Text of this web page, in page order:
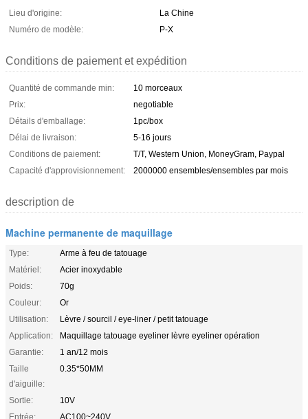
Lieu d'origine:
La Chine
Numéro de modèle:
P-X
Conditions de paiement et expédition
Quantité de commande min:
10 morceaux
Prix:
negotiable
Détails d'emballage:
1pc/box
Délai de livraison:
5-16 jours
Conditions de paiement:
T/T, Western Union, MoneyGram, Paypal
Capacité d'approvisionnement:
2000000 ensembles/ensembles par mois
description de
Machine permanente de maquillage
Type:
Arme à feu de tatouage
Matériel:
Acier inoxydable
Poids:
70g
Couleur:
Or
Utilisation:
Lèvre / sourcil / eye-liner / petit tatouage
Application:
Maquillage tatouage eyeliner lèvre eyeliner opération
Garantie:
1 an/12 mois
Taille
d'aiguille:
0.35*50MM
Sortie:
10V
Entrée:
AC100~240V